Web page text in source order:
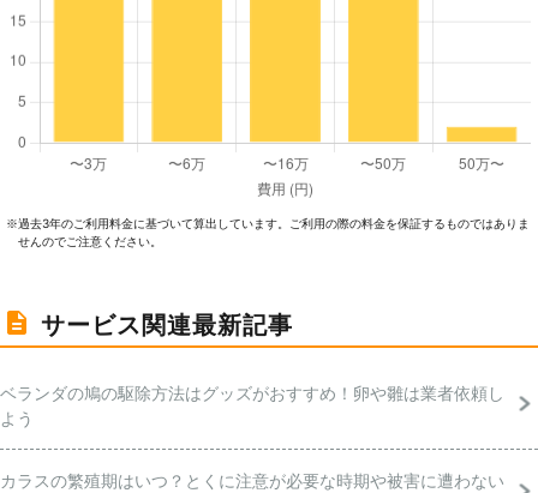
※過去3年のご利⽤料⾦に基づいて算出しています。ご利⽤の際の料⾦を保証するものではありま
せんのでご注意ください。
サービス関連最新記事
ベランダの鳩の駆除方法はグッズがおすすめ！卵や雛は業者依頼し
よう
カラスの繁殖期はいつ？とくに注意が必要な時期や被害に遭わない